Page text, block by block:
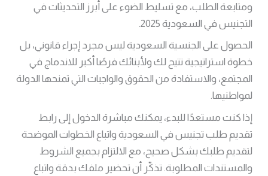
ومتابعة الطلب، مع تسليط الضوء على أبرز التحديثات في
التجنيس في السعودية 2025.
الحصول على الجنسية السعودية ليس مجرد إجراء قانوني، بل
خطوة استراتيجية تتيح لك ولأبنائك فرصًا أكبر للاندماج في
المجتمع، والاستفادة من الحقوق والواجبات التي تمنحها الدولة
لمواطنيها.
إذا كنت مستعدًا للبدء، يمكنك مباشرة الدخول إلى رابط
تقديم طلب تجنيس في السعودية واتباع الخطوات الموضحة
لتقديم طلبك بشكل صحيح، مع الالتزام بجميع الشروط
والمستندات المطلوبة. تذكّر أن تحضير ملفك بدقة واتباع